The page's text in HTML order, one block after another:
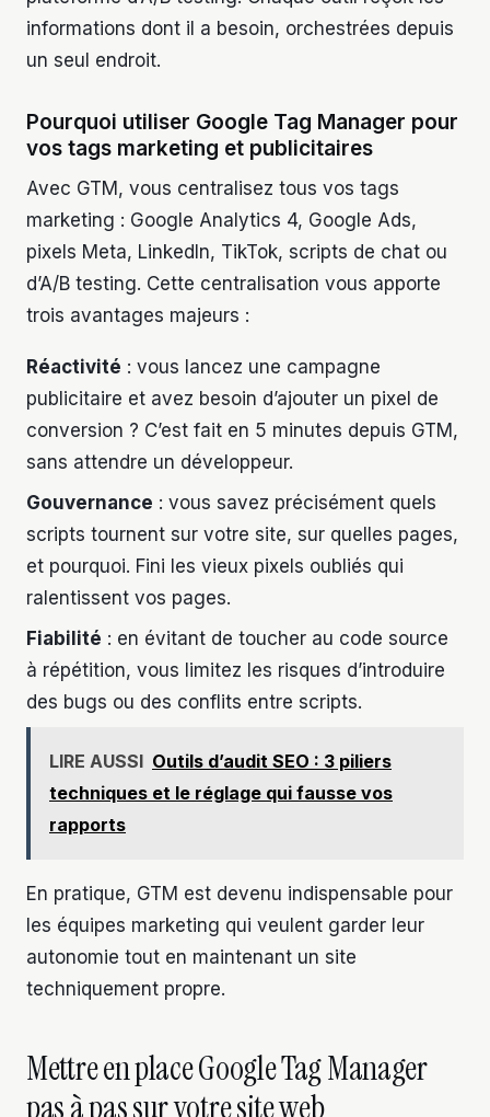
informations dont il a besoin, orchestrées depuis
un seul endroit.
Pourquoi utiliser Google Tag Manager pour
vos tags marketing et publicitaires
Avec GTM, vous centralisez tous vos tags
marketing : Google Analytics 4, Google Ads,
pixels Meta, LinkedIn, TikTok, scripts de chat ou
d’A/B testing. Cette centralisation vous apporte
trois avantages majeurs :
Réactivité : vous lancez une campagne
publicitaire et avez besoin d’ajouter un pixel de
conversion ? C’est fait en 5 minutes depuis GTM,
sans attendre un développeur.
Gouvernance : vous savez précisément quels
scripts tournent sur votre site, sur quelles pages,
et pourquoi. Fini les vieux pixels oubliés qui
ralentissent vos pages.
Fiabilité : en évitant de toucher au code source
à répétition, vous limitez les risques d’introduire
des bugs ou des conflits entre scripts.
LIRE AUSSI Outils d’audit SEO : 3 piliers
techniques et le réglage qui fausse vos
rapports
En pratique, GTM est devenu indispensable pour
les équipes marketing qui veulent garder leur
autonomie tout en maintenant un site
techniquement propre.
Mettre en place Google Tag Manager
pas à pas sur votre site web